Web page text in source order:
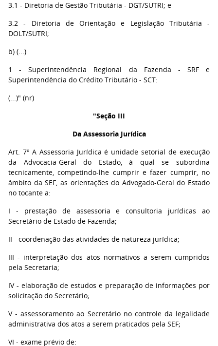
3.1 - Diretoria de Gestão Tributária - DGT/SUTRI; e
3.2 - Diretoria de Orientação e Legislação Tributária -
DOLT/SUTRI;
b) (...)
1 - Superintendência Regional da Fazenda - SRF e
Superintendência do Crédito Tributário - SCT:
(...)" (nr)
"Seção III
Da Assessoria Jurídica
Art. 7º A Assessoria Jurídica é unidade setorial de execução
da Advocacia-Geral do Estado, à qual se subordina
tecnicamente, competindo-lhe cumprir e fazer cumprir, no
âmbito da SEF, as orientações do Advogado-Geral do Estado
no tocante a:
I - prestação de assessoria e consultoria jurídicas ao
Secretário de Estado de Fazenda;
II - coordenação das atividades de natureza jurídica;
III - interpretação dos atos normativos a serem cumpridos
pela Secretaria;
IV - elaboração de estudos e preparação de informações por
solicitação do Secretário;
V - assessoramento ao Secretário no controle da legalidade
administrativa dos atos a serem praticados pela SEF;
VI - exame prévio de: